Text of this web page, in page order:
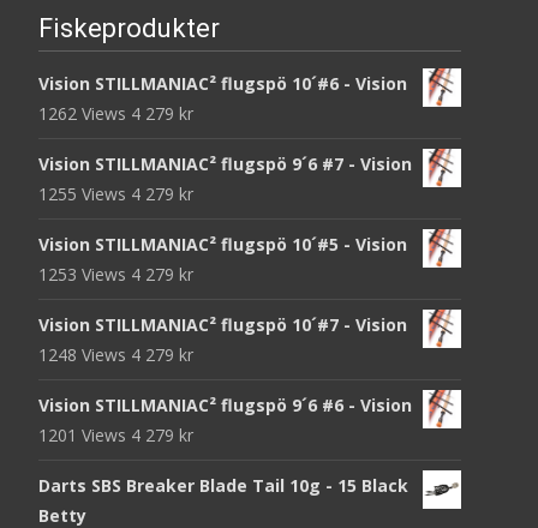
Fiskeprodukter
Vision STILLMANIAC² flugspö 10´#6 - Vision
1262 Views 4 279 kr
Vision STILLMANIAC² flugspö 9´6 #7 - Vision
1255 Views 4 279 kr
Vision STILLMANIAC² flugspö 10´#5 - Vision
1253 Views 4 279 kr
Vision STILLMANIAC² flugspö 10´#7 - Vision
1248 Views 4 279 kr
Vision STILLMANIAC² flugspö 9´6 #6 - Vision
1201 Views 4 279 kr
Darts SBS Breaker Blade Tail 10g - 15 Black
Betty